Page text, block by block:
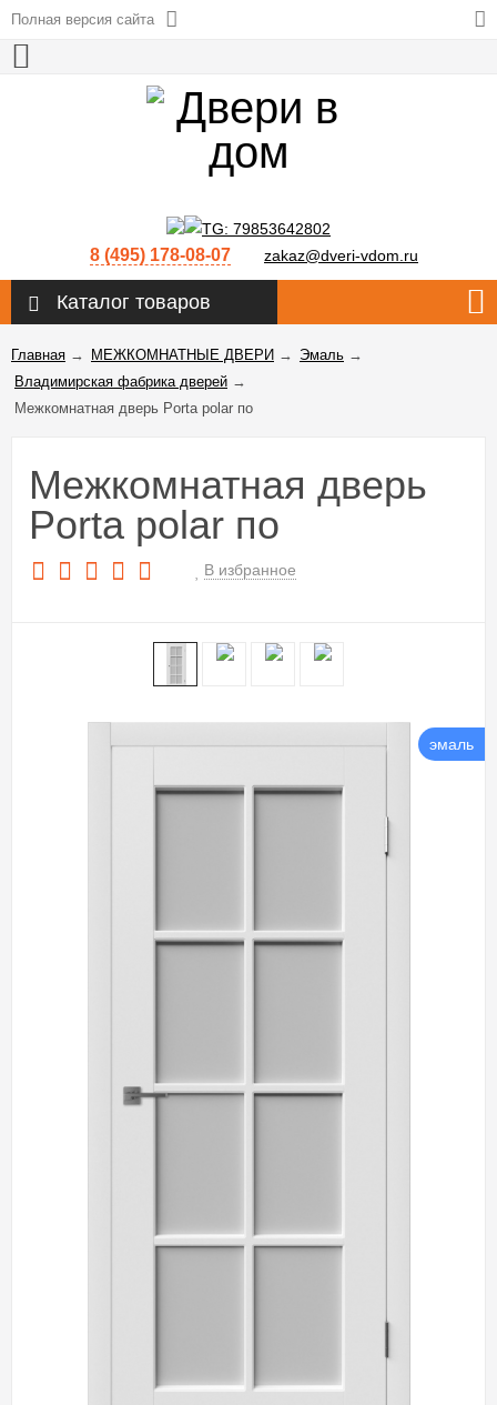
Полная версия сайта
8 (495) 178-08-07 zakaz@dveri-vdom.ru
Каталог товаров
Главная → МЕЖКОМНАТНЫЕ ДВЕРИ → Эмаль →
Владимирская фабрика дверей →
Межкомнатная дверь Porta polar по
Межкомнатная дверь
Porta polar по
В избранное
эмаль